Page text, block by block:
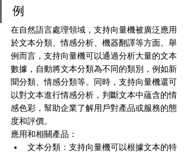
例
在自然語言處理領域，支持向量機被廣泛應用
於文本分類、情感分析、機器翻譯等方面。舉
例而言，支持向量機可以通過分析大量的文本
數據，自動將文本分類為不同的類別，例如新
聞分類、情感分類等。同時，支持向量機還可
以對文本進行情感分析，判斷文本中蘊含的情
感色彩，幫助企業了解用戶對產品或服務的態
度和評價。
應用和相關產品：
文本分類：支持向量機可以根據文本的特